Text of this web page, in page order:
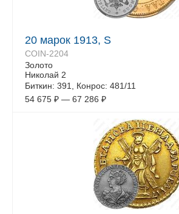
20 марок 1913, S
COIN-2204
Золото
Николай 2
Биткин: 391, Конрос: 481/11
54 675 ₽ — 67 286 ₽